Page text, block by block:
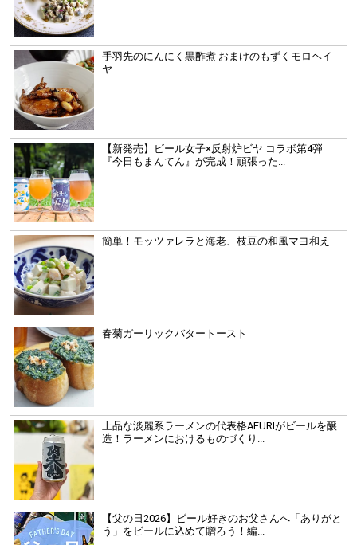
手羽先のにんにく黒酢煮 おまけのもずくモロヘイ
ヤ
【新発売】ビール女子×反射炉ビヤ コラボ第4弾
『今日もまんてん』が完成！頑張った...
簡単！モッツァレラと海老、枝豆の和風マヨ和え
春菊ガーリックバタートースト
上品な淡麗系ラーメンの代表格AFURIがビールを醸
造！ラーメンにおけるものづくり...
【父の日2026】ビール好きのお父さんへ「ありがと
う」をビールに込めて贈ろう！編...